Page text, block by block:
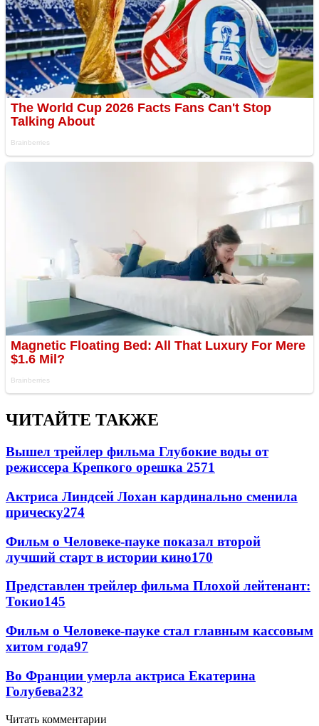
ЧИТАЙТЕ ТАКЖЕ
Вышел трейлер фильма Глубокие воды от
режиссера Крепкого орешка 2571
Актриса Линдсей Лохан кардинально сменила
прическу274
Фильм о Человеке-пауке показал второй
лучший старт в истории кино170
Представлен трейлер фильма Плохой лейтенант:
Токио145
Фильм о Человеке-пауке стал главным кассовым
хитом года97
Во Франции умерла актриса Екатерина
Голубева232
Читать комментарии